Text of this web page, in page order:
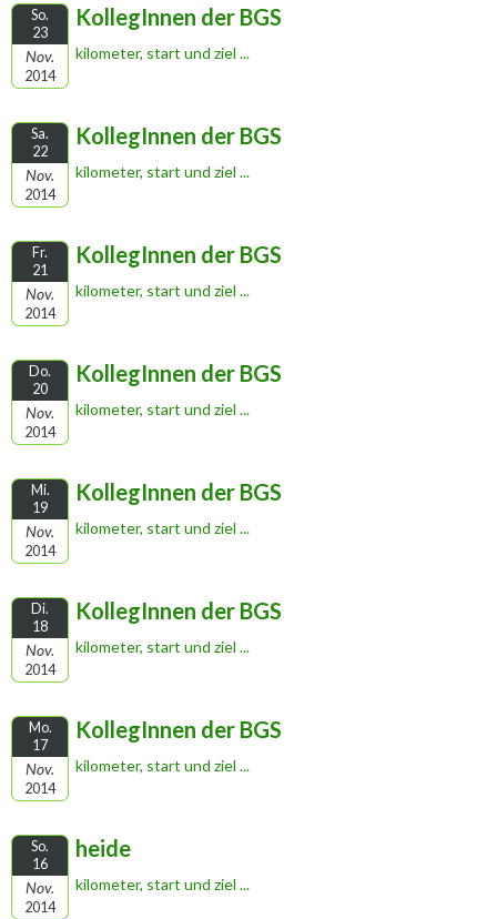
So.
23
Nov.
2014
KollegInnen der BGS
kilometer, start und ziel ...
Sa.
22
Nov.
2014
KollegInnen der BGS
kilometer, start und ziel ...
Fr.
21
Nov.
2014
KollegInnen der BGS
kilometer, start und ziel ...
Do.
20
Nov.
2014
KollegInnen der BGS
kilometer, start und ziel ...
Mi.
19
Nov.
2014
KollegInnen der BGS
kilometer, start und ziel ...
Di.
18
Nov.
2014
KollegInnen der BGS
kilometer, start und ziel ...
Mo.
17
Nov.
2014
KollegInnen der BGS
kilometer, start und ziel ...
So.
16
Nov.
2014
heide
kilometer, start und ziel ...